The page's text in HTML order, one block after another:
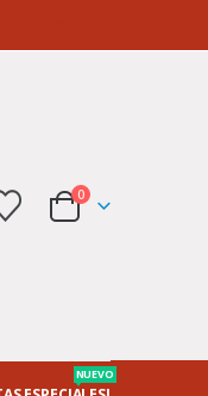
0
NUEVO